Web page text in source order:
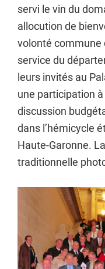
servi le vin du
allocution de
volonté commune
service du
leurs invités au
une participation
discussion
dans l’hémicycle
Haute-Garonne.
traditionnelle